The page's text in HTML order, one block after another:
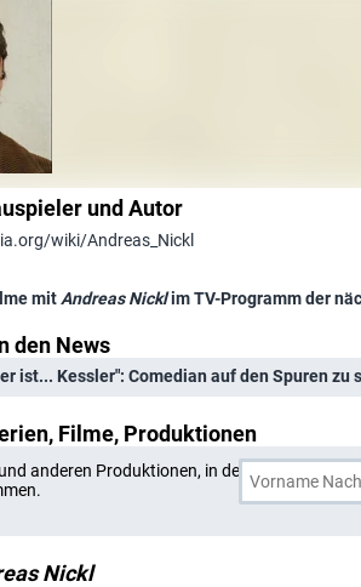
und Autor
wiki/Andreas_Nickl
mit Andreas Nicklim TV-Programm der
den News
ist... Kessler": Comedian auf den Spuren zu
Filme, Produktionen
anderen Produktionen, in denen Andreas
Nickl